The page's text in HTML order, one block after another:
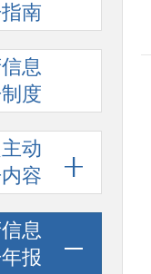
南
息
度
动
容
息
报